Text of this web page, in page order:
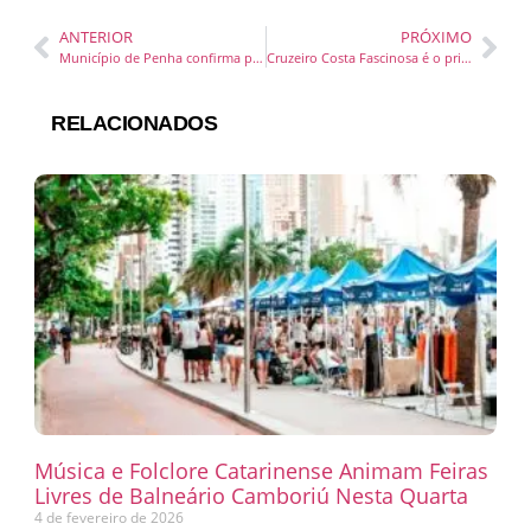
ANTERIOR
Município de Penha confirma participação no Mapa do Turismo Brasileiro
PRÓXIMO
Cruzeiro Costa Fascinosa é o primeiro navio de 2024 a parar em Balneário Camboriú
RELACIONADOS
Música e Folclore Catarinense Animam Feiras
Livres de Balneário Camboriú Nesta Quarta
4 de fevereiro de 2026